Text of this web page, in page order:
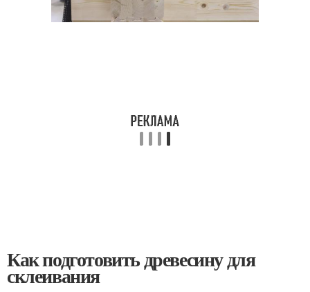
Как подготовить древесину для
склеивания